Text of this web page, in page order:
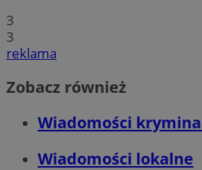
3
3
reklama
Zobacz również
Wiadomości
Wiadomości lokalne